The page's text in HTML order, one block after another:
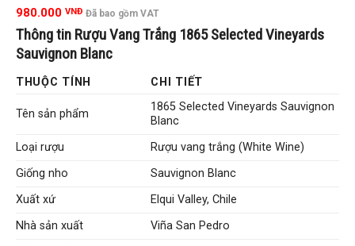
5.00 trên 5
1
980.000 VNĐ Đã bao gồm VAT
Thông tin Rượu Vang Trắng 1865 Selected Vineyards
Sauvignon Blanc
THUỘC TÍNH CHI TIẾT
Tên sản phẩm
1865 Selected Vineyards Sauvignon
Blanc
Loại rượu
Rượu vang trắng (White Wine)
Giống nho
Sauvignon Blanc
Xuất xứ
Elqui Valley, Chile
Nhà sản xuất
Viña San Pedro